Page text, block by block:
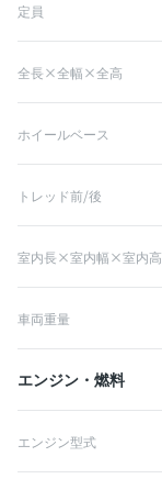
定員
全長×全幅×全高
ホイールベース
トレッド前/後
室内長×室内幅×室内高
車両重量
エンジン・燃料
エンジン型式